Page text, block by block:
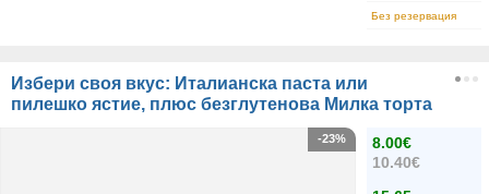
Без резервация
Избери своя вкус: Италианска паста или
пилешко ястие, плюс безглутенова Милка торта
8.00€
10.40€
-23%